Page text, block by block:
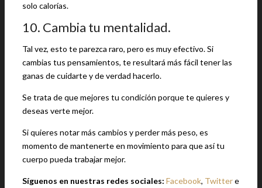
solo calorías.
10. Cambia tu mentalidad.
Tal vez, esto te parezca raro, pero es muy efectivo. Si
cambias tus pensamientos, te resultará más fácil tener las
ganas de cuidarte y de verdad hacerlo.
Se trata de que mejores tu condición porque te quieres y
deseas verte mejor.
Si quieres notar más cambios y perder más peso, es
momento de mantenerte en movimiento para que así tu
cuerpo pueda trabajar mejor.
Síguenos en nuestras redes sociales: Facebook, Twittere